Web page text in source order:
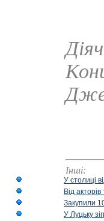
Інші:
У столиці
Від
Закупили
У Луцьку